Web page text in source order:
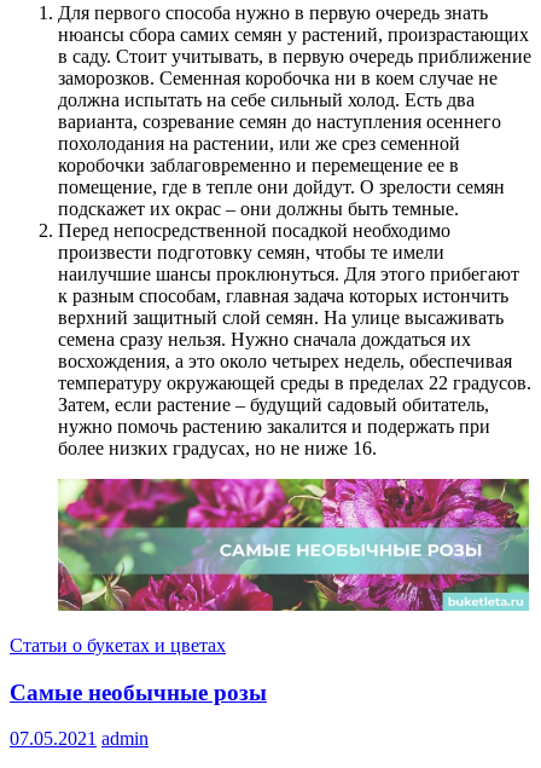
Для первого способа нужно в первую очередь знать
нюансы сбора самих семян у растений, произрастающих
в саду. Стоит учитывать, в первую очередь приближение
заморозков. Семенная коробочка ни в коем случае не
должна испытать на себе сильный холод. Есть два
варианта, созревание семян до наступления осеннего
похолодания на растении, или же срез семенной
коробочки заблаговременно и перемещение ее в
помещение, где в тепле они дойдут. О зрелости семян
подскажет их окрас – они должны быть темные.
Перед непосредственной посадкой необходимо
произвести подготовку семян, чтобы те имели
наилучшие шансы проклюнуться. Для этого прибегают
к разным способам, главная задача которых истончить
верхний защитный слой семян. На улице высаживать
семена сразу нельзя. Нужно сначала дождаться их
восхождения, а это около четырех недель, обеспечивая
температуру окружающей среды в пределах 22 градусов.
Затем, если растение – будущий садовый обитатель,
нужно помочь растению закалится и подержать при
более низких градусах, но не ниже 16.
Статьи о букетах и цветах
Самые необычные розы
07.05.2021 admin